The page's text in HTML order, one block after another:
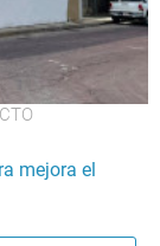
mejora el